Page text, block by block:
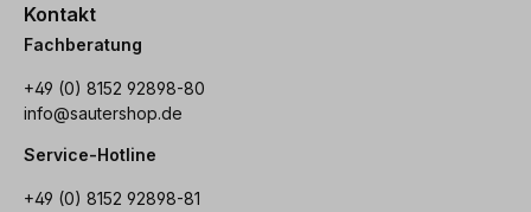
Kontakt
Fachberatung
+49 (0) 8152 92898-80
info@sautershop.de
Service-Hotline
+49 (0) 8152 92898-81